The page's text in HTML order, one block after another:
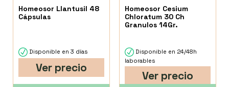
Homeosor Llantusil 48
Cápsulas
Disponible en 3 días
Ver precio
Homeosor Cesium
Chloratum 30 Ch
Granulos 14Gr.
Disponible en 24/48h
laborables
Ver precio